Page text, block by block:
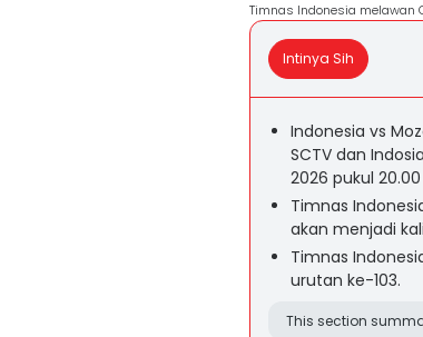
Timnas Indonesia melawan
Intinya Sih
Indonesia vs
SCTV dan
2026 pukul 20.00
Timnas
akan menjadi
Timnas
urutan ke-103.
This section